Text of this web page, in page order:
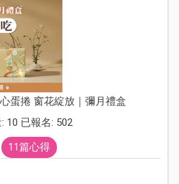
心蛋捲 窗花綻放｜彌月禮盒
10 已報名: 502
11篇心得